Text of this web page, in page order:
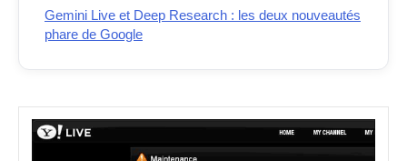
Gemini Live et Deep Research : les deux nouveautés
phare de Google